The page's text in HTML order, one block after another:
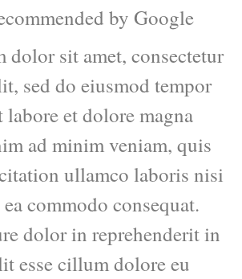
by Google
dolor sit amet, consectetur
sed do eiusmod tempor
et dolore magna
ad minim veniam, quis
ullamco laboris nisi
commodo consequat.
dolor in reprehenderit in
esse cillum dolore eu